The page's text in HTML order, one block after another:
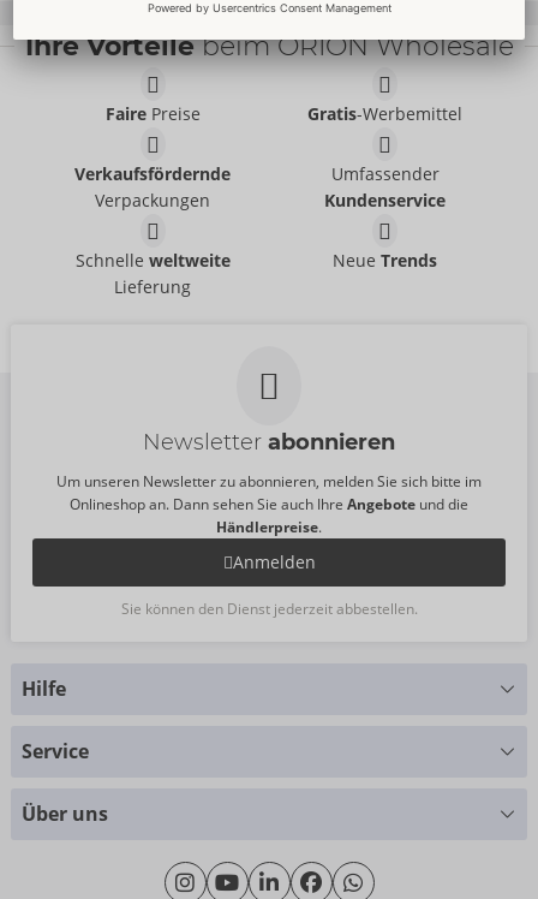
Ihre Vorteilebeim ORION Wholesale
FairePreise Gratis-Werbemittel
Verkaufsfördernde
Verpackungen
Umfassender
Kundenservice
Schnelle weltweite
Lieferung
NeueTrends
Newsletter abonnieren
Um unseren Newsletter zu abonnieren, melden Sie sich bitte im
Onlineshop an. Dann sehen Sie auch Ihre Angebote und die
Händlerpreise.
Anmelden
Sie können den Dienst jederzeit abbestellen.
Hilfe
Montag - Donnerstag: 09:00 - 16:00 Uhr
Freitag: 09:00 - 15:00 Uhr
Service
Über uns
Wir über uns